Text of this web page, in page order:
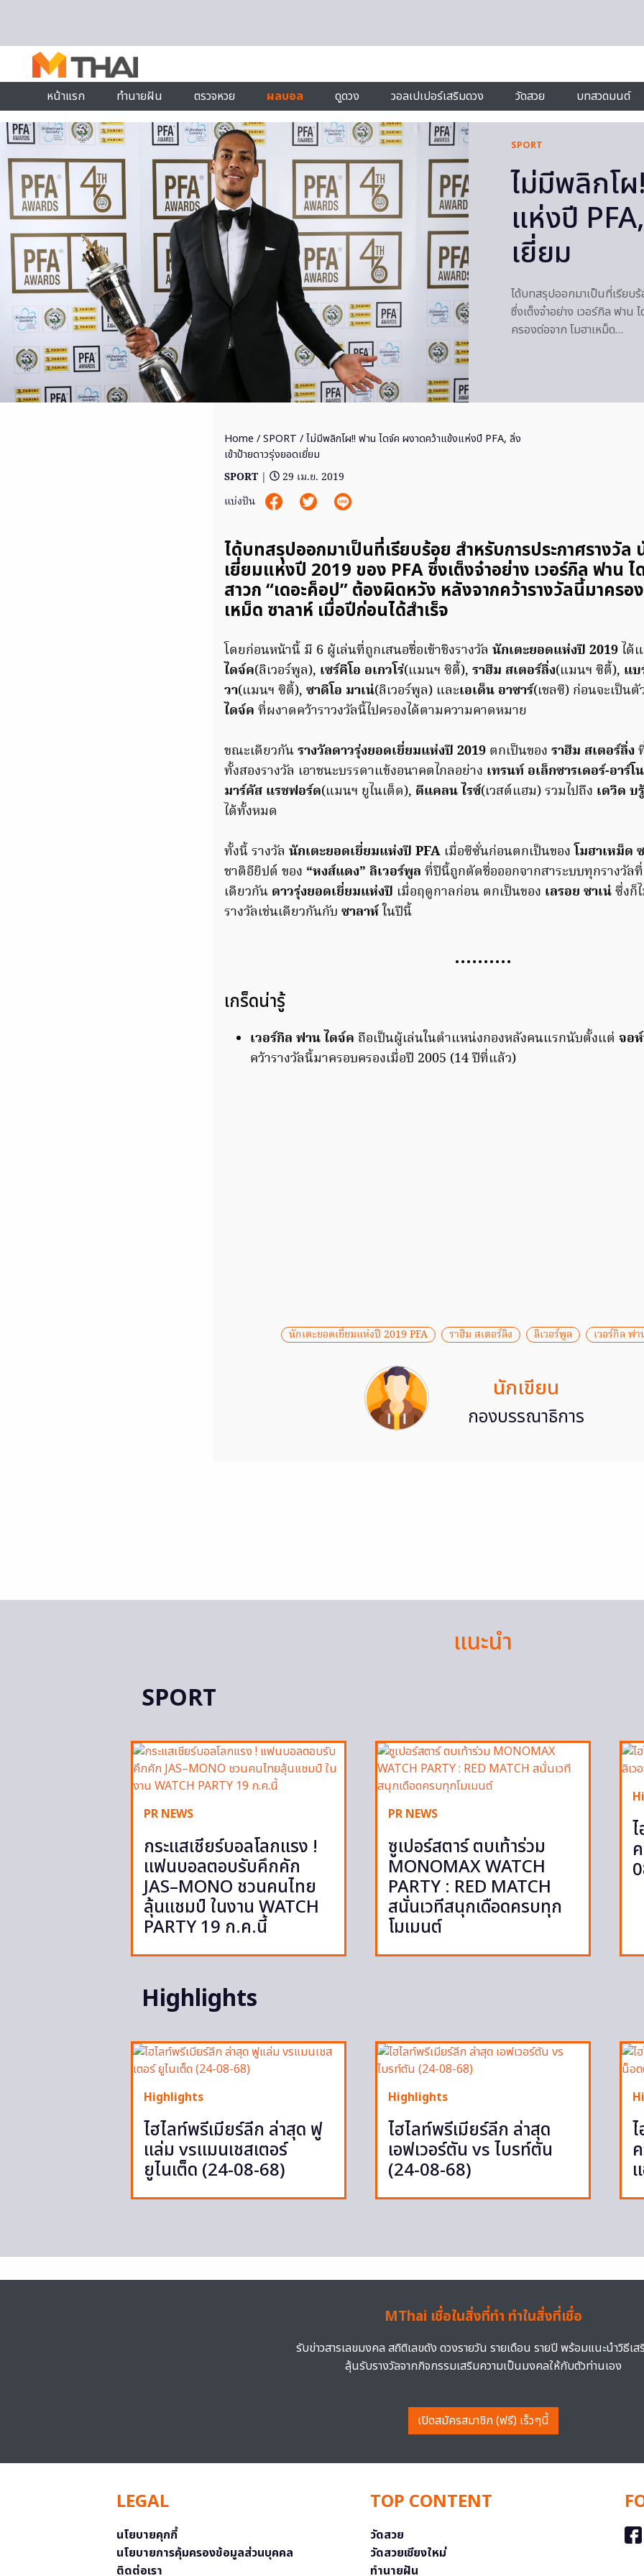
หน้าแรก
ทำนายฝัน ตรวจหวย ผลบอล ดูดวง วอลเปเปอร์เสริมดวง วัดสวย บทสวดมนต์
SPORT
ไม่มีพลิกโ
แห่งปี
เยี่ยม
ได้บทสรุปออกมาเป็นที่เรียบ
ซึ่งเต็งจ๋าอย่าง เวอร์กิล ฟาน
ครองต่อจาก โมฮาเหม็ด…
Home /SPORT / ไม่มีพลิกโผ!! ฟาน ไดจ์ค ผงาดคว้าแข้งแห่งปี PFA, ลิ่ง
เข้าป้ายดาวรุ่งยอดเยี่ยม
SPORT |
29 เม.ย. 2019
แบ่งปัน
ได้บทสรุปออกมาเป็นที่เรียบร้อย สำหรับการประกาศรางวัล
เยี่ยมแห่งปี 2019 ของ PFA ซึ่งเต็งจ๋าอย่าง เวอร์กิล ฟาน ไ
สาวก “เดอะค็อป” ต้องผิดหวัง หลังจากคว้ารางวัลนี้มาครอ
เหม็ด ซาลาห์ เมื่อปีก่อนได้สำเร็จ
โดยก่อนหน้านี้ มี 6 ผู้เล่นที่ถูกเสนอชื่อเข้าชิงรางวัล นักเตะยอดแห่งปี 2019 ได้
ไดจ์ค(ลิเวอร์พูล), เซร์คิโอ อเกวโร่(แมนฯ ซิตี้), ราฮีม สเตอร์ลิ่ง(แมนฯ ซิตี้), แบ
วา(แมนฯ ซิตี้), ซาดิโอ มาเน่(ลิเวอร์พูล) และเอเด็น อาซาร์(เชลซี) ก่อนจะเป็นตั
ไดจ์ค ที่ผงาดคว้าราวงวัลนี้ไปครองได้ตามความคาดหมาย
ขณะเดียวกันรางวัลดาวรุ่งยอดเยี่ยมแห่งปี 2019 ตกเป็นของ ราฮีม สเตอร์ลิ่ง
ทั้งสองรางวัล เอาชนะบรรดาแข้งอนาคตไกลอย่าง เทรนท์ อเล็กซารเดอร์-อาร์โ
มาร์คัส แรชฟอร์ด(แมนฯ ยูไนเต็ด), ดีแคลน ไรซ์(เวสต์แฮม) รวมไปถึง เดวิด บ
ได้ทั้งหมด
ทั้งนี้ รางวัล นักเตะยอดเยี่ยมแห่งปี PFA เมื่อซีซั่นก่อนตกเป็นของโมฮาเหม็ด
ชาติอียิปต์ ของ “หงส์แดง” ลิเวอร์พูล ที่ปีนี้ถูกตัดชื่อออกจากสาระบบทุกรางวัล
เดียวกัน ดาวรุ่งยอดเยี่ยมแห่งปี เมื่อฤดูกาลก่อน ตกเป็นของ เลรอย ซาเน่ซึ่งก็
รางวัลเช่นเดียวกันกับ ซาลาห์ในปีนี้
……….
เกร็ดน่ารู้
เวอร์กิล ฟาน ไดจ์ค ถือเป็นผู้เล่นในตำแหน่งกองหลังคนแรกนับตั้งแต่ จอ
คว้ารางวัลนี้มาครอบครองเมื่อปี 2005 (14 ปีที่แล้ว)
นักเตะยอดเยี่ยมแห่งปี 2019 PFA ราฮีม สเตอร์ลิง ลิเวอร์พูล เวอร์กิล ฟ
นักเขียน
กองบรรณาธิการ
แนะนำ
SPORT
PR NEWS
กระแสเชียร์บอลโลกแรง !
แฟนบอลตอบรับคึกคัก
JAS–MONO ชวนคนไทย
ลุ้นแชมป์ ในงาน WATCH
PARTY 19 ก.ค.นี้
PR NEWS
ซูเปอร์สตาร์ ตบเท้าร่วม
MONOMAX WATCH
PARTY : RED MATCH
สนั่นเวทีสนุกเดือดครบทุก
โมเมนต์
Highlights
Highlights
ไฮไลท์พรีเมียร์ลีก ล่าสุด ฟู
แล่ม vsแมนเชสเตอร์
ยูไนเต็ด (24-08-68)
Highlights
ไฮไลท์พรีเมียร์ลีก ล่าสุด
เอฟเวอร์ตัน vs ไบรท์ตัน
(24-08-68)
MThai เชื่อในสิ่งที่ทำ ทำในสิ่งที่เชื่อ
รับข่าวสารเลขมงคล สถิติเลขดัง ดวงรายวัน รายเดือน รายปี พร้อมแนะนำวิธีเส
ลุ้นรับรางวัลจากกิจกรรมเสริมความเป็นมงคลให้กับตัวท่านเอง
เปิดสมัครสมาชิก (ฟรี) เร็วๆนี้
LEGAL
นโยบายคุกกี้
นโยบายการคุ้มครองข้อมูลส่วนบุคคล
ติดต่อเรา
TOP CONTENT
วัดสวย
วัดสวยเชียงใหม่
ทำนายฝัน